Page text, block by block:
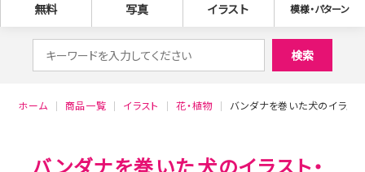
無料 写真 イラスト 模様・パターン
索
検索
ホーム 商品一覧 イラスト 花・植物 バンダナを巻いた犬のイラス
バンダナを巻いた犬のイラスト・